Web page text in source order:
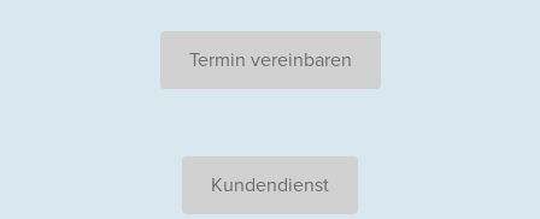
Termin vereinbaren
Kundendienst